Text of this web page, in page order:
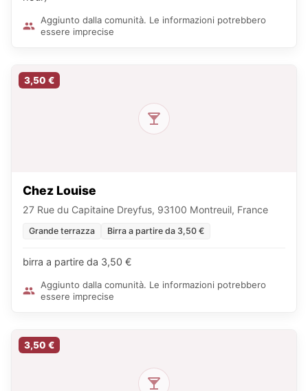
Aggiunto dalla comunità. Le informazioni potrebbero
essere imprecise
3,50 €
Chez Louise
27 Rue du Capitaine Dreyfus, 93100 Montreuil, France
Grande terrazza Birra a partire da 3,50 €
birra a partire da 3,50 €
Aggiunto dalla comunità. Le informazioni potrebbero
essere imprecise
3,50 €